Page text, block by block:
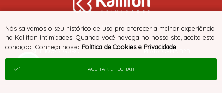
SITE 100% SEGURO PLATAFORMA B2B
® TODOS DIREITOS RESERVADOS
Nós salvamos o seu histórico de uso pra oferecer a melhor experiência
na Kallifon Intimidades. Quando você navega no nosso site, aceita esta
condição. Conheça nossa Política de Cookies e Privacidade
ACEITAR E FECHAR